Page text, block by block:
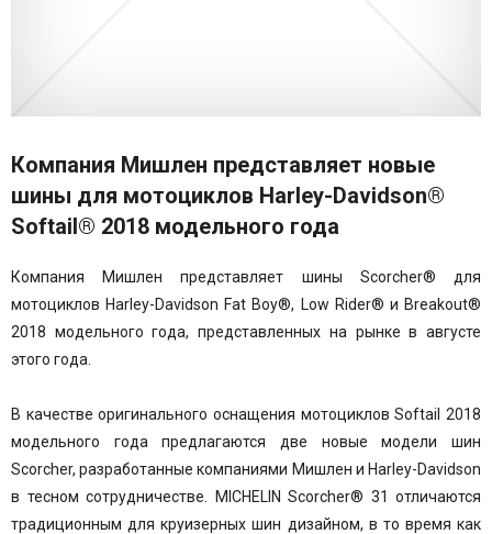
Компания Мишлен представляет новые
шины для мотоциклов Harley-Davidson®
Softail® 2018 модельного года
Компания Мишлен представляет шины Scorcher® для
мотоциклов Harley-Davidson Fat Boy®, Low Rider® и Breakout®
2018 модельного года, представленных на рынке в августе
этого года.
В качестве оригинального оснащения мотоциклов Softail 2018
модельного года предлагаются две новые модели шин
Scorcher, разработанные компаниями Мишлен и Harley-Davidson
в тесном сотрудничестве. MICHELIN Scorcher® 31 отличаются
традиционным для круизерных шин дизайном, в то время как